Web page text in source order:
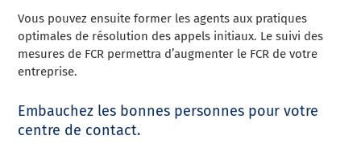
Vous pouvez ensuite former les agents aux pratiques
optimales de résolution des appels initiaux. Le suivi des
mesures de FCR permettra d’augmenter le FCR de votre
entreprise.
Embauchez les bonnes personnes pour votre
centre de contact.